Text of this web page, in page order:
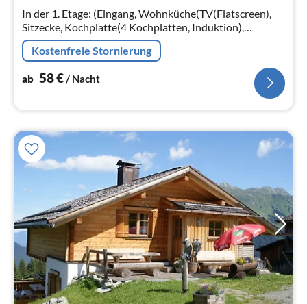
In der 1. Etage: (Eingang, Wohnküche(TV(Flatscreen),
Sitzecke, Kochplatte(4 Kochplatten, Induktion),
Wasserkocher, Toaster, Dunstabzugshaube,
Kaffeemaschine(Filter)
Kostenfreie Stornierung
ab 58€/ Nacht